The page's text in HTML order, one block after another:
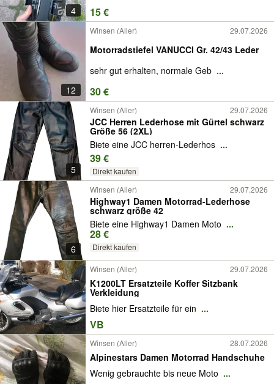
4 15 €
12
Winsen (Aller) 29.07.2026
Motorradstiefel VANUCCI Gr. 42/43 Leder
sehr gut erhalten, normale Geb ...
30 €
5
Winsen (Aller) 29.07.2026
JCC Herren Lederhose mit Gürtel schwarz
Größe 56 (2XL)
Biete eine JCC herren-Lederhos ...
39 €
Direkt kaufen
6
Winsen (Aller) 29.07.2026
Highway1 Damen Motorrad-Lederhose
schwarz größe 42
Biete eine Highway1 Damen Moto ...
28 €
Direkt kaufen
Winsen (Aller) 29.07.2026
K1200LT Ersatzteile Koffer Sitzbank
Verkleidung
Biete hier Ersatzteile für ein ...
VB
Winsen (Aller) 28.07.2026
Alpinestars Damen Motorrad Handschuhe
Wenig gebrauchte bis neue Moto ...